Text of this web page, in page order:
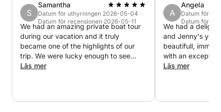
📍 Avgång från: Marina San Miguel (kan ändras
beroende på hamn)
🕒 Längd: 3 timmar Endast privat charter
👨‍👩‍👧‍👦 Lämplig för alla – familjer, par och naturälskare
🎟️ Begränsat antal platser – boka nu och upplev
S
Samantha
Datum för uthyrningen 2026-05-04 ·
Datum för recensionen 2026-05-11
We had an amazing private boat tour
during our vacation and it truly
became one of the highlights of our
trip. We were lucky enough to see
dolphins, enjoy complete relaxation on
Läs mer
A
Angela
Datum för
Datum för
We had a
and Jenny's
beautifull,
with an
interior. It would
Läs mer